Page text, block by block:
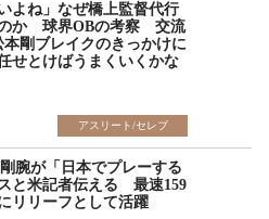
よね」なぜ橋上監督代行
か 球界OBの考察 交流
剛ブレイクのきっかけに
せとけばうまくいくかな
アスリート/セレブ
腕が「日本でプレーする
と米記者伝える 最速159
リリーフとして活躍